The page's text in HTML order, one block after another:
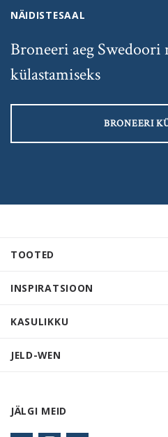
TOOTED
INSPIRATSIOON
KASULIKKU
JELD-WEN
JÄLGI MEID
NÄIDISTESAAL
Broneeri aeg Swedoori
külastamiseks
BRONEERI